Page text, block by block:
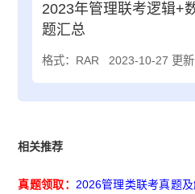
2023年管理联考逻辑+
题汇总
格式：RAR 2023-10-27 更新
相关推荐
真题领取： 2026管理类联考真题